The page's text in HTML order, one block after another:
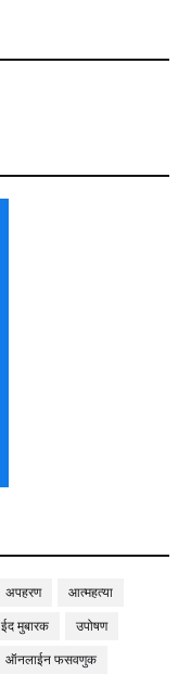
अपहरण
आत्महत्या
ईद मुबारक
उपोषण
ऑनलाईन फसवणुक